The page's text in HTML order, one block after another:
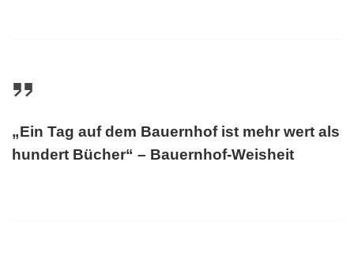
„Ein Tag auf dem Bauernhof ist mehr wert als
hundert Bücher“ – Bauernhof-Weisheit